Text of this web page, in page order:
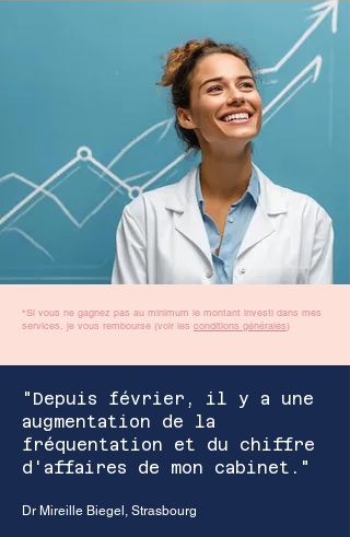
*Si vous ne gagnez pas au minimum le montant investi dans mes
services, je vous rembourse (voir les conditions générales)
"Depuis février, il y a une
augmentation de la
fréquentation et du chiffre
d'affaires de mon cabinet."
Dr Mireille Biegel, Strasbourg